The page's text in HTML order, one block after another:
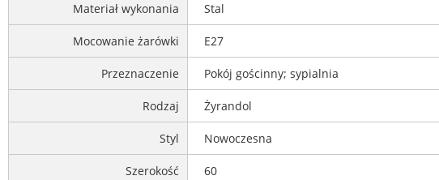
Materiał wykonania Stal
Mocowanie żarówki E27
Przeznaczenie Pokój gościnny; sypialnia
Rodzaj Żyrandol
Styl Nowoczesna
Szerokość 60